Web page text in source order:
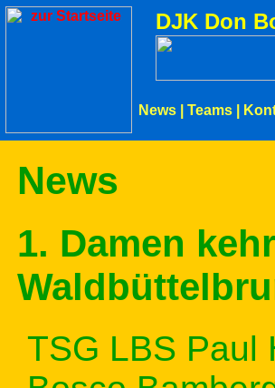
DJK Don
News Teams
News
1. Damen
TSG LBS Paul